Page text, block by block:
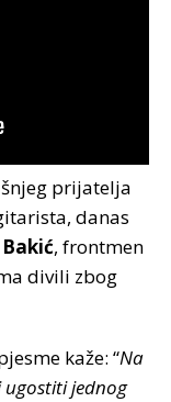
prijatelja
danas
, frontmen
divili zbog
kaže: “Na
jednog